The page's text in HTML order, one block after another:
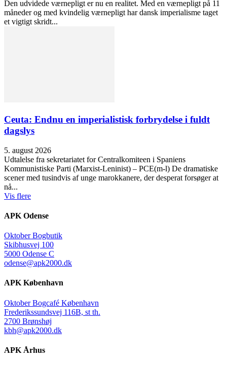
Den udvidede værnepligt er nu en realitet. Med en værnepligt på 11
måneder og med kvindelig værnepligt har dansk imperialisme taget
et vigtigt skridt...
Ceuta: Endnu en imperialistisk forbrydelse i fuldt
dagslys
5. august 2026
Udtalelse fra sekretariatet for Centralkomiteen i Spaniens
Kommunistiske Parti (Marxist-Leninist) – PCE(m-l) De dramatiske
scener med tusindvis af unge marokkanere, der desperat forsøger at
nå...
Vis flere
APK Odense
Oktober Bogbutik
Skibhusvej 100
5000 Odense C
odense@apk2000.dk
APK København
Oktober Bogcafé København
Frederikssundsvej 116B, st th.
2700 Brønshøj
kbh@apk2000.dk
APK Århus